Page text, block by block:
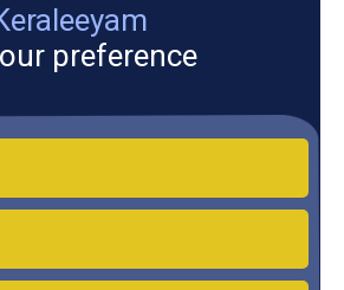
preference